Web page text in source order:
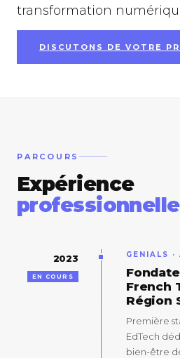
transformation
DISCUTONS DE VOTRE
PARCOURS
Expérience
professionnelle
2023
EN COURS
GENIALS ·
French
Région
Première
EdTech
bien-être